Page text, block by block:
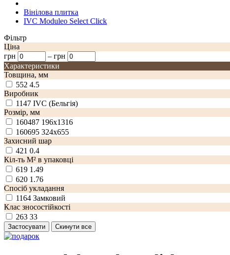
Вінілова плитка
IVC Moduleo Select Click
Фільтр
Ціна
грн
– грн
Характеристики
Товщина, мм
552 4.5
Виробник
1147 IVC (Бельгія)
Розмір, мм
160487 196x1316
160695 324x655
Захисний шар
421 0.4
Кіл-ть М² в упаковці
619 1.49
620 1.76
Спосіб укладання
1164 Замковий
Клас зносостійкості
263 33